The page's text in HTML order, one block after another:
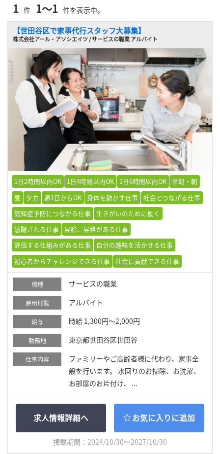
1 件 1～1 件を表示中。
【世田谷区で家事代行スタッフ大募集】
株式会社アール・アソシエイツ / サービスの職業 アルバイト
1日2時間以内OK 1日4時間以内OK 1日6時間以内OK 早朝・朝
昼
夕方 週1日からOK 身体を動かす仕事
社会とつながる仕事
認知症予防につながる仕事
生きがいのために働く
感謝される仕事
昇給、昇格がある仕事
評価する仕組みがある仕事
自分の趣味を活かせる仕事
初心者からチャレンジできる仕事
社会に貢献できる仕事
職種 サービスの職業
雇用形態 アルバイト
給与 時給 1,300円～2,000円
勤務地 東京都世田谷区世田谷
仕事内容
ファミリーやご高齢者様に代わり、家事全
般を行います。 水回りのお掃除、お洗濯、
お部屋のお片付け、 ...
求人情報詳細へ お気に入りに追加
掲載期間：2024/10/30～2027/10/30